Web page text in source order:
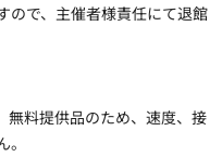
ので、主催者様責任にて退館
無料提供品のため、速度、接